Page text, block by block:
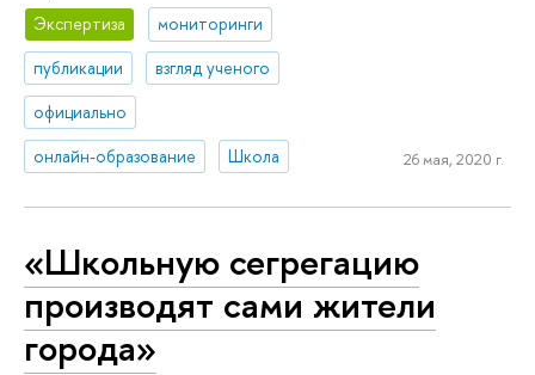
Экспертиза
мониторинги
публикации
взгляд ученого
официально
онлайн-образование
Школа 26 мая, 2020 г.
«Школьную сегрегацию
производят сами жители
города»